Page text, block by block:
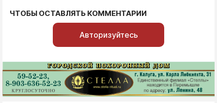
ЧТОБЫ ОСТАВЛЯТЬ КОММЕНТАРИИ
Авторизуйтесь